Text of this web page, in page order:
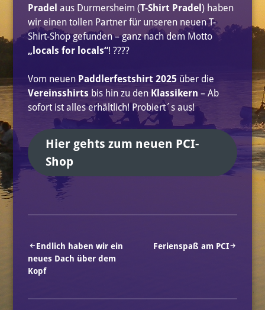
Pradel aus Durmersheim (T-Shirt Pradel ) haben
wir einen tollen Partner für unseren neuen T-
Shirt-Shop gefunden – ganz nach dem Motto
„locals for locals“! ????
Vom neuen Paddlerfestshirt 2025über die
Vereinsshirts bis hin zu den Klassikern – Ab
sofort ist alles erhältlich! Probiert´s aus!
Hier gehts zum neuen PCI-
Shop
Beitragsnavigation
Endlich haben wir ein
neues Dach über dem
Kopf
Ferienspaß am PCI